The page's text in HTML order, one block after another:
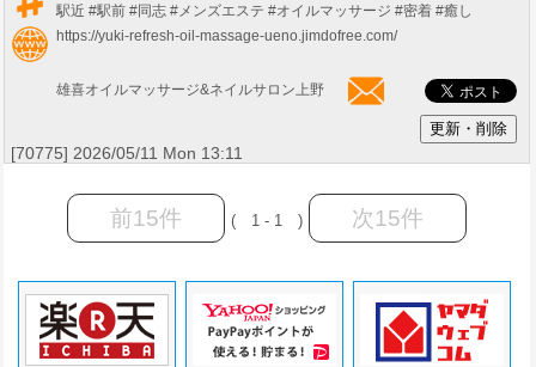
駅近 #駅前 #同志 #メンズエステ #オイルマッサージ #密着 #癒し
https://yuki-refresh-oil-massage-ueno.jimdofree.com/
雄喜オイルマッサージ&ネイルサロン上野
[70775] 2026/05/11 Mon 13:11
前15件 ( 1 - 1 ) 次15件